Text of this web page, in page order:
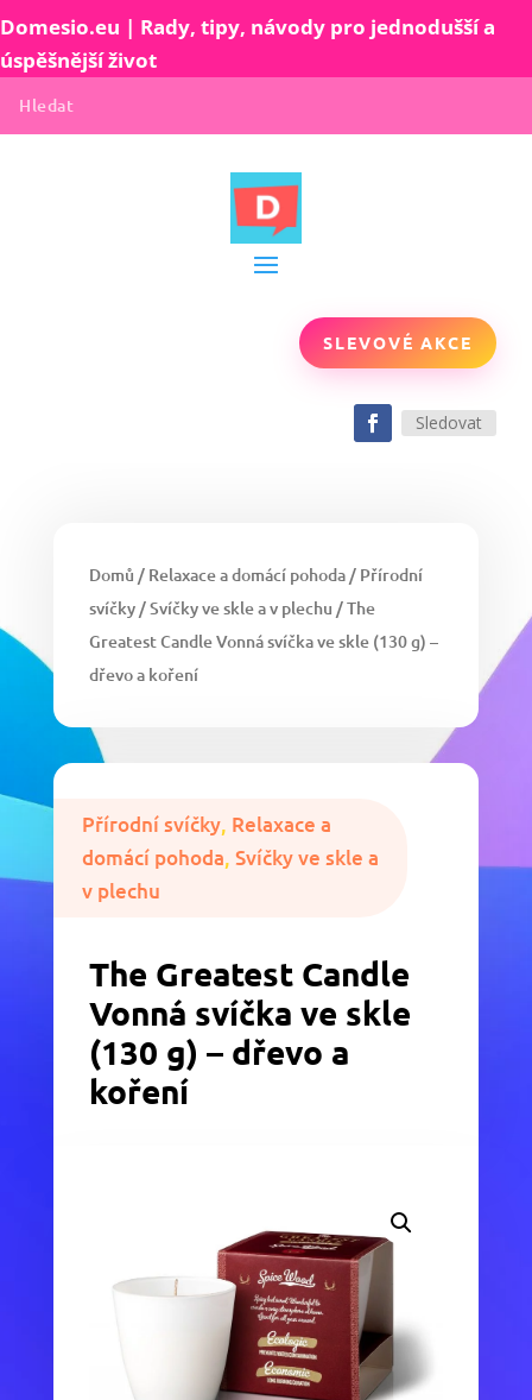
Domesio.eu | Rady, tipy, návody pro jednodušší a
úspěšnější život
SLEVOVÉ AKCE
Sledovat
Domů / Relaxace a domácí pohoda/ Přírodní
svíčky/Svíčky ve skle a v plechu / The
Greatest Candle Vonná svíčka ve skle (130 g) –
dřevo a koření
Přírodní svíčky, Relaxace a
domácí pohoda, Svíčky ve skle a
v plechu
The Greatest Candle
Vonná svíčka ve skle
(130 g) – dřevo a
koření